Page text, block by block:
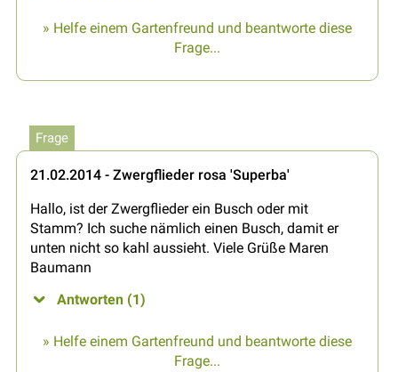
» Helfe einem Gartenfreund und beantworte diese
Frage...
Frage
21.02.2014 - Zwergflieder rosa 'Superba'
Hallo, ist der Zwergflieder ein Busch oder mit
Stamm? Ich suche nämlich einen Busch, damit er
unten nicht so kahl aussieht. Viele Grüße Maren
Baumann
Antworten (1)
» Helfe einem Gartenfreund und beantworte diese
Frage...